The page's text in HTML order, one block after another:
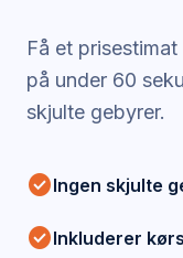
Få et
på under 60
skjulte gebyrer.
check_circleIngen skjulte
check_circleInkluderer